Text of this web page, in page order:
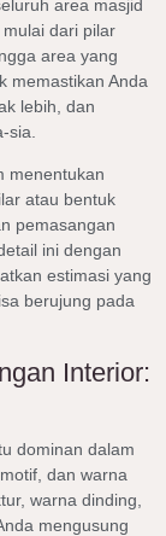
area masjid
dari pilar
area yang
memastikan Anda
lebih, dan
sia.
menentukan
atau bentuk
pemasangan
ini dengan
estimasi yang
berujung pada
Interior:
dominan dalam
dan warna
warna dinding,
mengusung